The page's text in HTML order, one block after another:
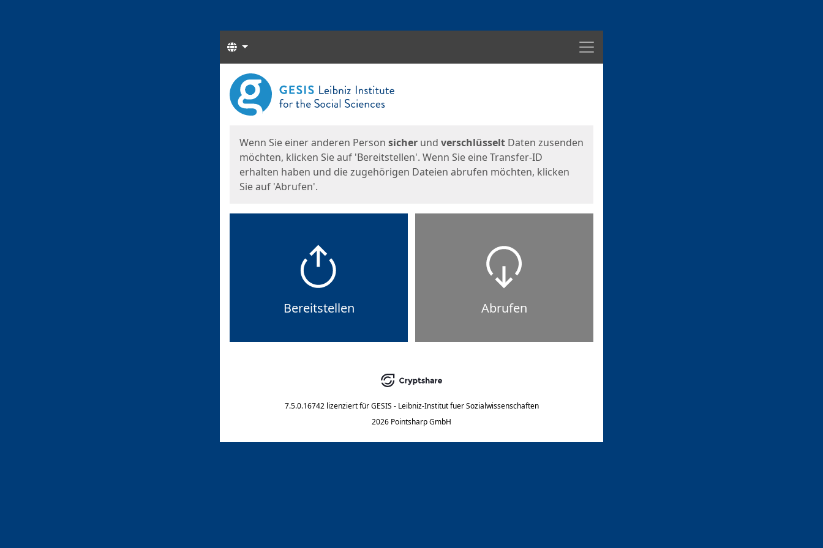
Menü
Sprachen
Start
Wenn Sie einer anderen Person sicher und verschlüsselt Daten zusenden
möchten, klicken Sie auf 'Bereitstellen'. Wenn Sie eine Transfer-ID
erhalten haben und die zugehörigen Dateien abrufen möchten, klicken
Sie auf 'Abrufen'.
Bereitstellen Abrufen
7.5.0.16742 lizenziert für GESIS - Leibniz-Institut fuer Sozialwissenschaften
2026 Pointsharp GmbH